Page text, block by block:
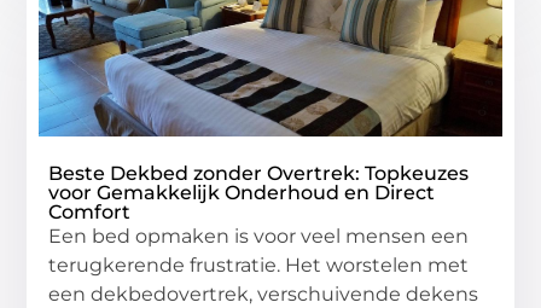
Beste Dekbed zonder Overtrek: Topkeuzes
voor Gemakkelijk Onderhoud en Direct
Comfort
Een bed opmaken is voor veel mensen een
terugkerende frustratie. Het worstelen met
een dekbedovertrek, verschuivende dekens